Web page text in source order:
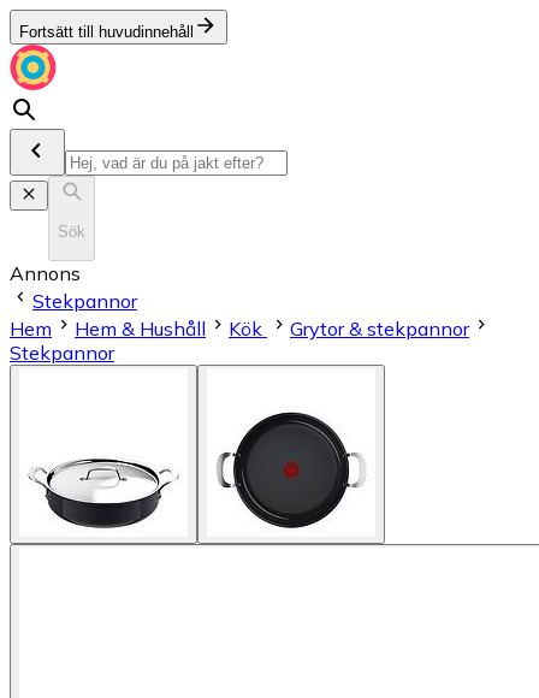
Fortsätt till huvudinnehåll
Sök
Annons
Stekpannor
Hem
Hem & Hushåll Kök
Grytor & stekpannor
Stekpannor